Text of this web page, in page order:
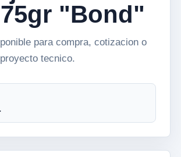
"Bond"
para compra, cotizacion o
tecnico.